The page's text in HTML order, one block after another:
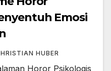
Emosi
HUBER
Horor Psikologis